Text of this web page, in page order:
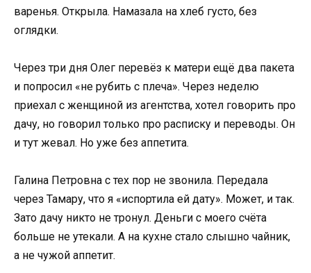
варенья. Открыла. Намазала на хлеб густо, без
оглядки.
Через три дня Олег перевёз к матери ещё два пакета
и попросил «не рубить с плеча». Через неделю
приехал с женщиной из агентства, хотел говорить про
дачу, но говорил только про расписку и переводы. Он
и тут жевал. Но уже без аппетита.
Галина Петровна с тех пор не звонила. Передала
через Тамару, что я «испортила ей дату». Может, и так.
Зато дачу никто не тронул. Деньги с моего счёта
больше не утекали. А на кухне стало слышно чайник,
а не чужой аппетит.